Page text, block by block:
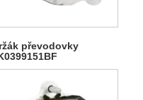
převodovky